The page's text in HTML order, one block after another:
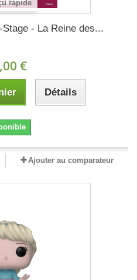
rapide
- La Reine des...
€
Détails
Ajouter au comparateur